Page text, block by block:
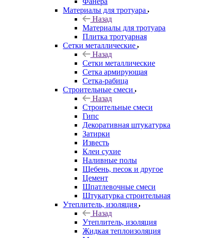
Материалы для тротуара
Назад
Материалы для тротуара
Плитка тротуарная
Сетки металлические
Назад
Сетки металлические
Сетка армирующая
Сетка-рабица
Строительные смеси
Назад
Строительные смеси
Гипс
Декоративная штукатурка
Затирки
Известь
Клеи сухие
Наливные полы
Щебень, песок и другое
Цемент
Шпатлевочные смеси
Штукатурка строительная
Утеплитель, изоляция
Назад
Утеплитель, изоляция
Жидкая теплоизоляция